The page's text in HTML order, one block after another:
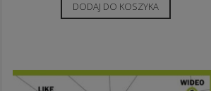
DODAJ DO KOSZYKA